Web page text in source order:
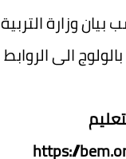
وزارة
الى الروابط
https://